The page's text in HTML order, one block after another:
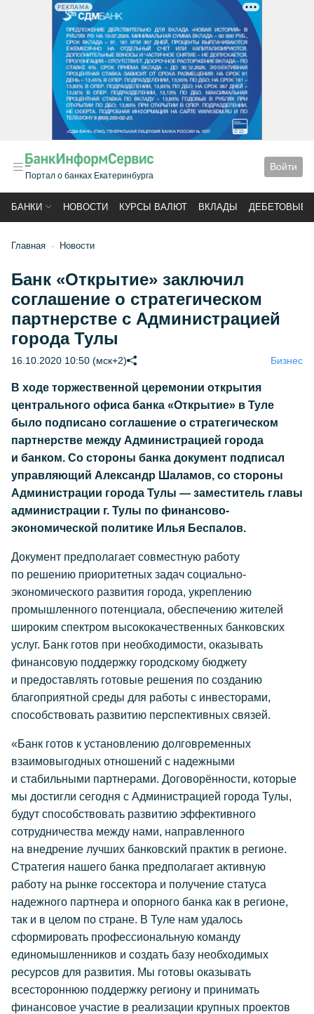
РЕКЛАМА
Портал о банках Екатеринбурга
Войти
БАНКИ НОВОСТИ КУРСЫ ВАЛЮТ ВКЛАДЫ ДЕБЕТОВЫЕ
Главная Новости
Банк «Открытие» заключил
соглашение о стратегическом
партнерстве с Администрацией
города Тулы
16.10.2020 10:50 (мск+2) Бизнес
В ходе торжественной церемонии открытия
центрального офиса банка «Открытие» в Туле
было подписано соглашение о стратегическом
партнерстве между Администрацией города
и банком. Со стороны банка документ подписал
управляющий Александр Шаламов, со стороны
Администрации города Тулы — заместитель главы
администрации г. Тулы по финансово-
экономической политике Илья Беспалов.
Документ предполагает совместную работу
по решению приоритетных задач социально-
экономического развития города, укреплению
промышленного потенциала, обеспечению жителей
широким спектром высококачественных банковских
услуг. Банк готов при необходимости, оказывать
финансовую поддержку городскому бюджету
и предоставлять готовые решения по созданию
благоприятной среды для работы с инвесторами,
способствовать развитию перспективных связей.
«Банк готов к установлению долговременных
взаимовыгодных отношений с надежными
и стабильными партнерами. Договорённости, которые
мы достигли сегодня с Администрацией города Тулы,
будут способствовать развитию эффективного
сотрудничества между нами, направленного
на внедрение лучших банковский практик в регионе.
Стратегия нашего банка предполагает активную
работу на рынке госсектора и получение статуса
надежного партнера и опорного банка как в регионе,
так и в целом по стране. В Туле нам удалось
сформировать профессиональную команду
единомышленников и создать базу необходимых
ресурсов для развития. Мы готовы оказывать
всестороннюю поддержку региону и принимать
финансовое участие в реализации крупных проектов